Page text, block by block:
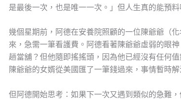
是最後一次，也是唯一一次。」但人生真的能預料
幾個星期前，阿德在安養院照顧的一位陳爺爺（
來，急需一筆看護費。阿德看著陳爺爺虛弱的眼
趟當舖？但他隨即搖搖頭，因為他已經沒有任何
陳爺爺的女婿從美國匯了一筆錢過來，事情暫時解
但阿德開始思考：如果下一次又遇到類似的急難